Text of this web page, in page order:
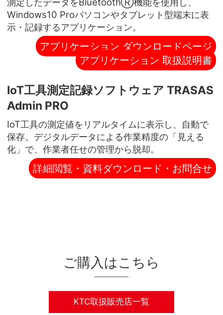
Windows10 Proパソコンやタブレット型端末に表
示・記録するアプリケーション。
アプリケーション ダウンロードページ
アプリケーション 取扱説明書
IoT工具測定記録ソフトウェア TRASAS
Admin PRO
IoT工具の測定値をリアルタイムに表示し、自動で
保存。デジタルデータによる作業精度の「見える
化」で、作業者任せの管理から脱却。
詳細閲覧・資料ダウンロード・お問合せ
ご購入はこちら
KTC取扱販売店一覧